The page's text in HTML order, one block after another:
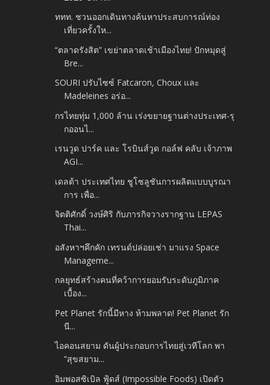
ททท. ชวนออกเดินทางค้นหาประสบการณ์ท่อง
เที่ยวครั้งให...
“ตลาดรังสิต” เขย่าตลาดเช้าเมืองไทย! ปักหมุดสู่
Bre...
SOURI ปรับไซซ์ Fatcaron, Choux และ
Madeleines อร่อ...
กรไทยทุ่ม 1,000 ล้าน เร่งขยายฐานต่างประเทศ-รุ
กออนไ...
เรนวูด ปาร์ค และ โรบินส์วูด กอล์ฟ คลับ เจ้าภาพ
AGI...
เดลต้า ประเทศไทย ชูโซลูชันการผลิตแบบบูรณา
การ เพื่อ...
จิตติศักดิ์ วงษ์ศิริ กับภารกิจวางรากฐาน LEPAS
Thai...
อสังหาฯคึกคัก เทรนด์ปล่อยเช่า มาแรง Space
Manageme...
กลยุทธ์สร้างคนที่คว้าการยอมรับระดับภูมิภาค
เบื้อง...
Pet Planet รักนี้มีหาง ห้ามพลาด! Pet Planet รัก
นี...
ไอคอนสยาม ดันผู้ประกอบการไทยสู่เวทีโลก พา
“สุขสยาม...
อิมพอสซิเบิล ฟู้ดส์ (Impossible Foods) เปิดตัว